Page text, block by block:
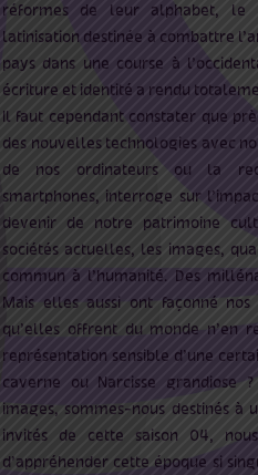
réformes de leur alphabet, le
latinisation destinée à combattre
pays dans une course à
écriture et identité a rendu
Il faut cependant constater que
des nouvelles technologies avec
de nos ordinateurs ou la
smartphones, interroge sur
devenir de notre patrimoine
sociétés actuelles, les images,
commun à l’humanité. Des
Mais elles aussi ont façonné
qu’elles offrent du monde n’en
représentation sensible d’une
caverne ou Narcisse grandiose
images, sommes-nous destinés à
invités de cette saison 04,
d’appréhender cette époque si